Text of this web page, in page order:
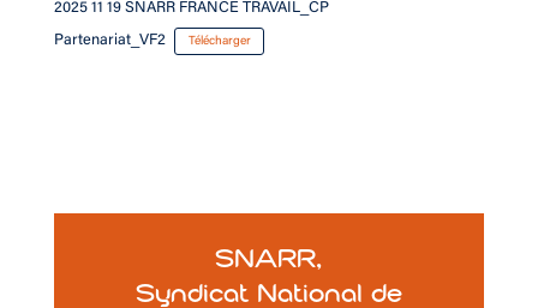
2025 11 19 SNARR FRANCE TRAVAIL_CP
Partenariat_VF2 Télécharger
SNARR,
Syndicat National de